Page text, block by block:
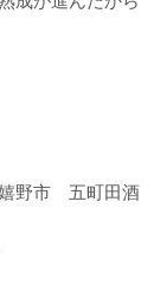
市 五町田酒